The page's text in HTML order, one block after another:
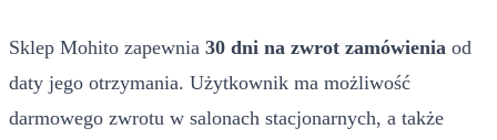
Sklep Mohito zapewnia 30 dni na zwrot zamówienia od
daty jego otrzymania. Użytkownik ma możliwość
darmowego zwrotu w salonach stacjonarnych, a także